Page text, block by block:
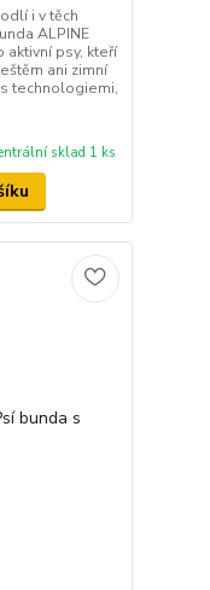
i v těch
ALPINE
aktivní psy, kteří
ani zimní
technologiemi,
sklad 1 ks